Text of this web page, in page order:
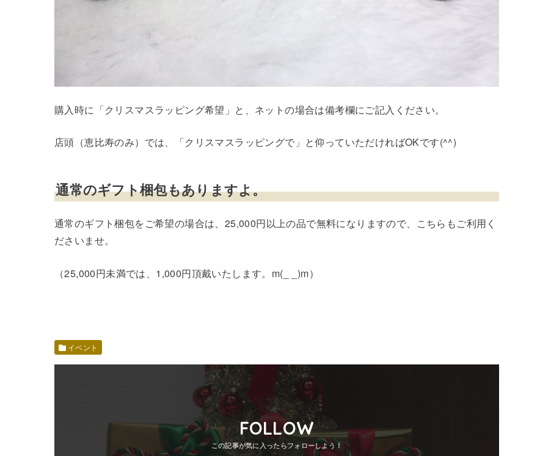
購入時に「クリスマスラッピング希望」と、ネットの場合は備考欄にご記入ください。
店頭（恵比寿のみ）では、「クリスマスラッピングで」と仰っていただければOKです(^^)
通常のギフト梱包もありますよ。
通常のギフト梱包をご希望の場合は、25,000円以上の品で無料になりますので、こちらもご利用く
ださいませ。
（25,000円未満では、1,000円頂戴いたします。m(_ _)m）
イベント
FOLLOW